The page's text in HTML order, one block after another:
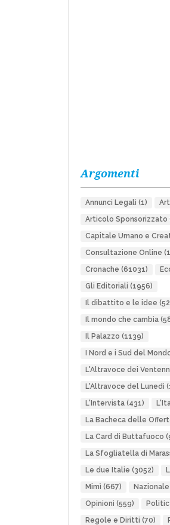
Argomenti
Annunci Legali (1)
Articolo Sponsorizzato
Capitale Umano e
Consultazione Online
Cronache (61031)
Gli Editoriali (1956)
Il dibattito e le idee
Il mondo che cambia
Il Palazzo (1139)
I Nord e i Sud del
L'Altravoce dei
L'Altravoce del Lunedì
L'Intervista(431)
La Bacheca delle
La Card di Buttafuoco
La Sfogliatella di
Le due Italie (3052)
Mimì (667) Nazionale
Opinioni (559)
Regole e Diritti (70)